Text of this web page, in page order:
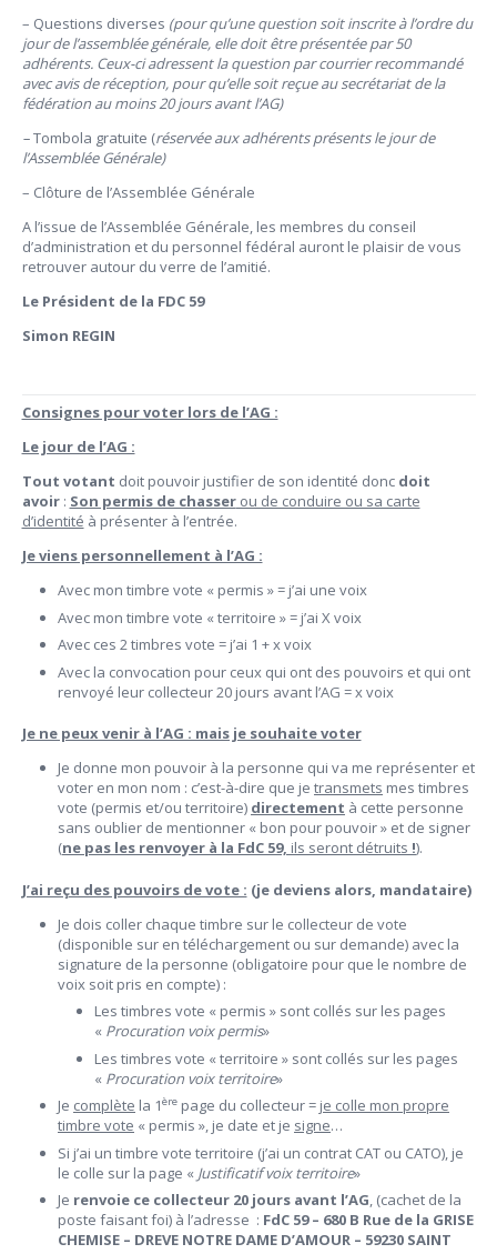
– Questions diverses (pour qu’une question soit inscrite à l’ordre du
jour de l’assemblée générale, elle doit être présentée par 50
adhérents. Ceux-ci adressent la question par courrier recommandé
avec avis de réception, pour qu’elle soit reçue au secrétariat de la
fédération au moins 20 jours avant l’AG)
–Tombola gratuite (réservée aux adhérents présents le jour de
l’Assemblée Générale)
– Clôture de l’Assemblée Générale
A l’issue de l’Assemblée Générale, les membres du conseil
d’administration et du personnel fédéral auront le plaisir de vous
retrouver autour du verre de l’amitié.
Le Président de la FDC 59
Simon REGIN
Consignes pour voter lors de l’AG :
Le jour de l’AG :
Tout votant doit pouvoir justifier de son identité donc doit
avoir: Son permis de chasserou de conduire ou sa carte
d’identité à présenter à l’entrée.
Je viens personnellement à l’AG :
Avec mon timbre vote « permis » = j’ai une voix
Avec mon timbre vote « territoire » = j’ai X voix
Avec ces 2 timbres vote = j’ai 1 + x voix
Avec la convocation pour ceux qui ont des pouvoirs et qui ont
renvoyé leur collecteur 20 jours avant l’AG = x voix
Je ne peux venir à l’AG : mais je souhaite voter
Je donne mon pouvoir à la personne qui va me représenter et
voter en mon nom : c’est-à-dire que je transmets mes timbres
vote (permis et/ou territoire) directement à cette personne
sans oublier de mentionner « bon pour pouvoir » et de signer
(ne pas les renvoyer à la FdC 59, ils seront détruits !).
J’ai reçu des pouvoirs de vote : (je deviens alors, mandataire)
Je dois coller chaque timbre sur le collecteur de vote
(disponible sur en téléchargement ou sur demande) avec la
signature de la personne (obligatoire pour que le nombre de
voix soit pris en compte) :
Les timbres vote « permis » sont collés sur les pages
« Procuration voix permis»
Les timbres vote « territoire » sont collés sur les pages
« Procuration voix territoire»
Je complète la 1ère page du collecteur = je colle mon propre
timbre vote « permis », je date et je signe…
Si j’ai un timbre vote territoire (j’ai un contrat CAT ou CATO), je
le colle sur la page « Justificatif voix territoire»
Je renvoie ce collecteur 20 jours avant l’AG, (cachet de la
poste faisant foi) à l’adresse : FdC 59 – 680 B Rue de la GRISE
CHEMISE – DREVE NOTRE DAME D’AMOUR – 59230 SAINT